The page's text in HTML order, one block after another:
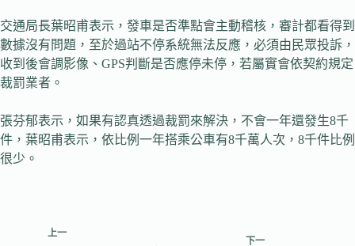
交通局長葉昭甫表示，發車是否準點會主動稽核，審計都看得到
數據沒有問題，至於過站不停系統無法反應，必須由民眾投訴，
收到後會調影像、GPS判斷是否應停未停，若屬實會依契約規定
裁罰業者。
張芬郁表示，如果有認真透過裁罰來解決，不會一年還發生8千
件，葉昭甫表示，依比例一年搭乘公車有8千萬人次，8千件比例
很少。
上一
下一